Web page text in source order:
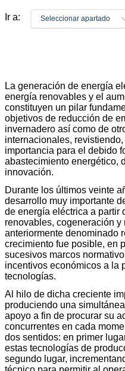
Ir a: Seleccionar apartado
La generación de energía
energía renovables y el
constituyen un pilar
objetivos de reducción de
invernadero así como de
internacionales,
importancia para el debido
abastecimiento energético,
innovación.
Durante los últimos veinte
desarrollo muy importante
de energía eléctrica a partir
renovables, cogeneración y
anteriormente denominado
crecimiento fue posible, en
sucesivos marcos
incentivos económicos a la
tecnologías.
Al hilo de dicha creciente
produciendo una
apoyo a fin de procurar su
concurrentes en cada
dos sentidos: en primer
estas tecnologías de
segundo lugar,